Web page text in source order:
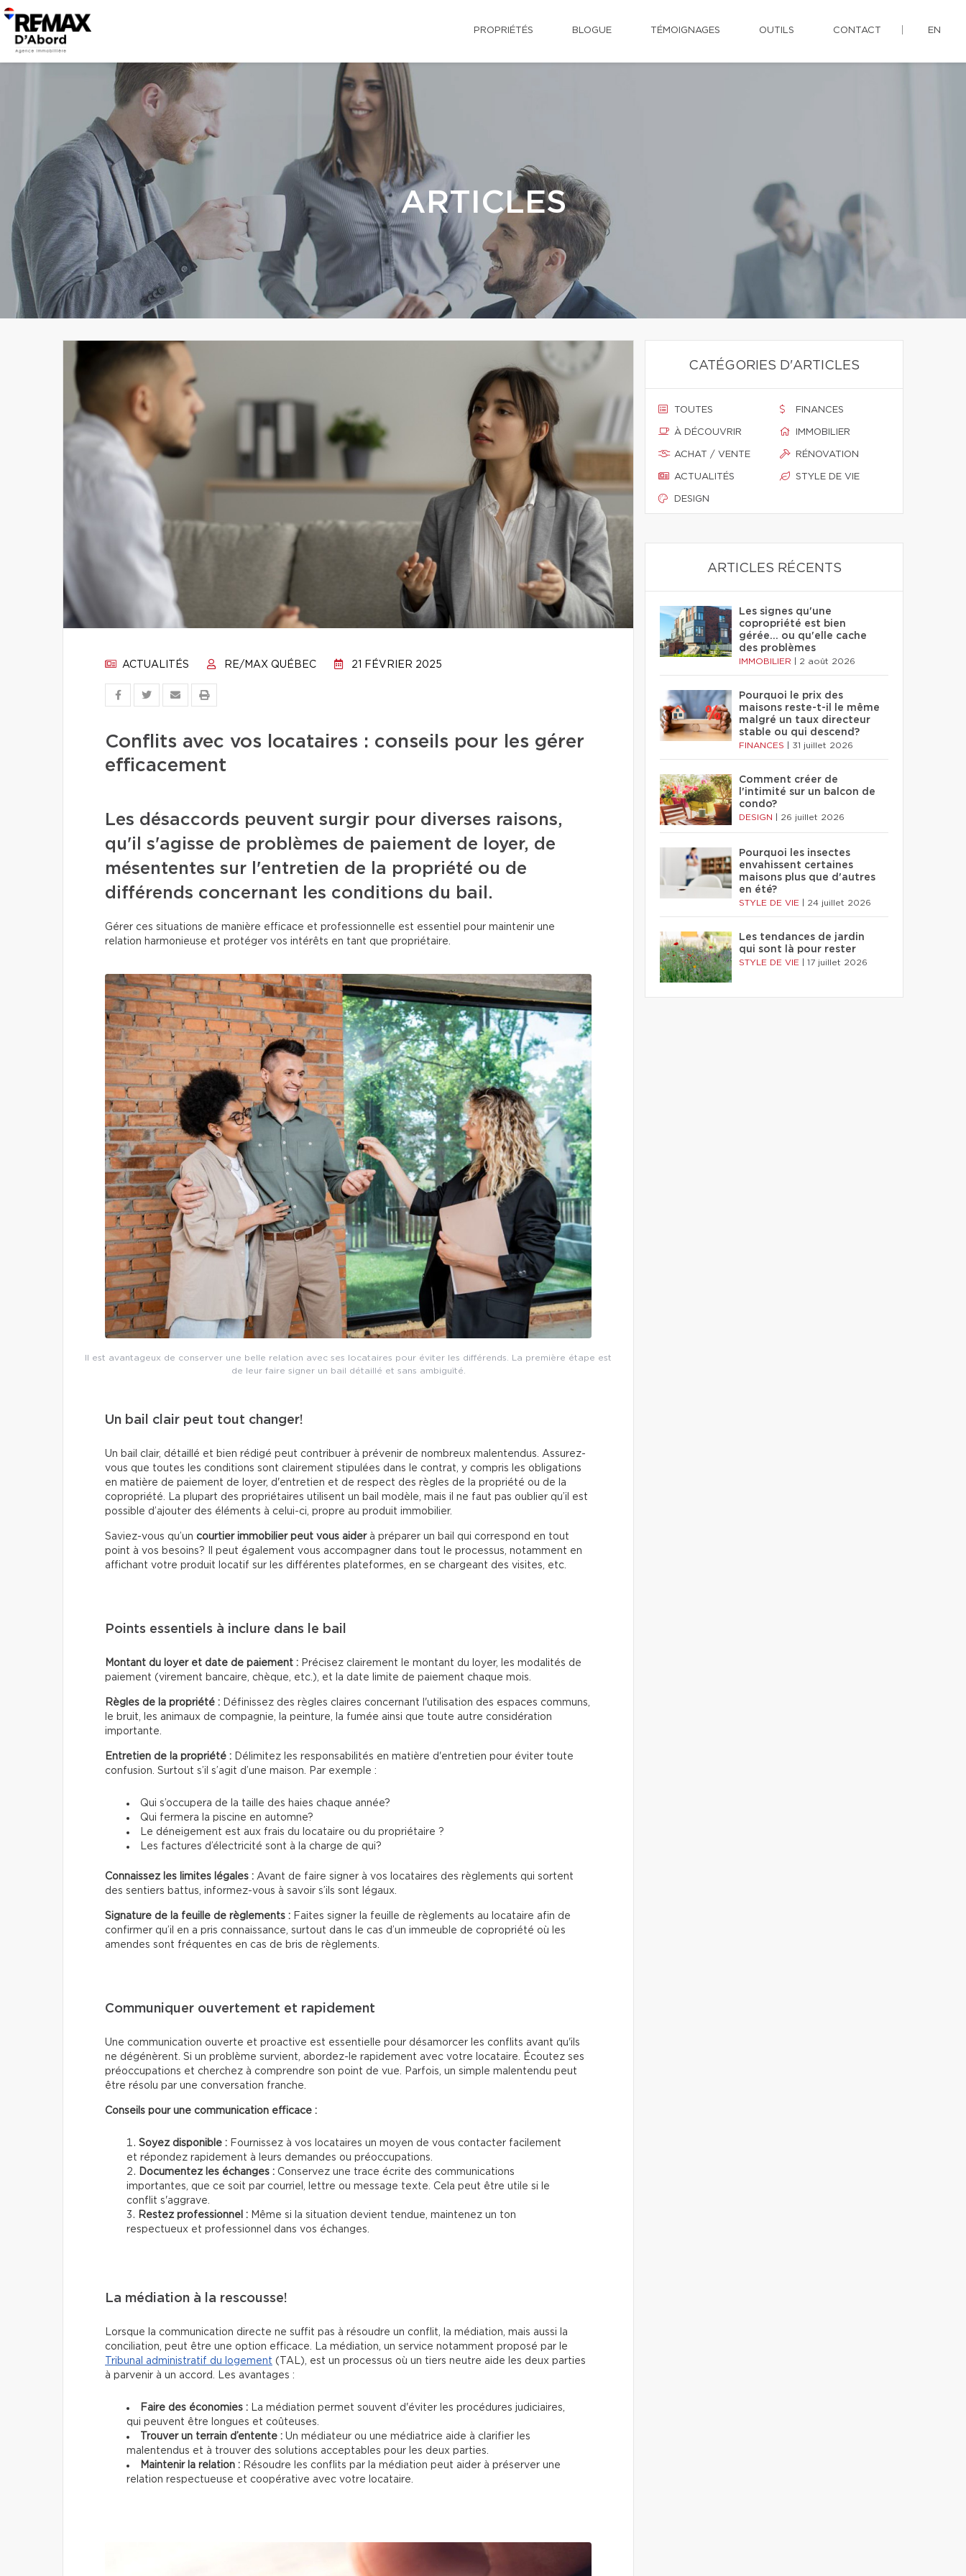
PROPRIÉTÉS BLOGUE TÉMOIGNAGES OUTILS CONTACT EN
ARTICLES
ACTUALITÉS RE/MAX QUÉBEC 21 FÉVRIER 2025
Conflits avec vos locataires : conseils pour les gérer
efficacement
Les désaccords peuvent surgir pour diverses raisons,
qu'il s'agisse de problèmes de paiement de loyer, de
mésententes sur l'entretien de la propriété ou de
différends concernant les conditions du bail.
Gérer ces situations de manière efficace et professionnelle est essentiel pour maintenir une
relation harmonieuse et protéger vos intérêts en tant que propriétaire.
Il est avantageux de conserver une belle relation avec ses locataires pour éviter les différends. La première étape est
de leur faire signer un bail détaillé et sans ambiguïté.
Un bail clair peut tout changer!
Un bail clair, détaillé et bien rédigé peut contribuer à prévenir de nombreux malentendus. Assurez-
vous que toutes les conditions sont clairement stipulées dans le contrat, y compris les obligations
en matière de paiement de loyer, d'entretien et de respect des règles de la propriété ou de la
copropriété. La plupart des propriétaires utilisent un bail modèle, mais il ne faut pas oublier qu’il est
possible d’ajouter des éléments à celui-ci, propre au produit immobilier.
Saviez-vous qu’un courtier immobilier peut vous aiderà préparer un bail qui correspond en tout
point à vos besoins? Il peut également vous accompagner dans tout le processus, notamment en
affichant votre produit locatif sur les différentes plateformes, en se chargeant des visites, etc.
Points essentiels à inclure dans le bail
Montant du loyer et date de paiement : Précisez clairement le montant du loyer, les modalités de
paiement (virement bancaire, chèque, etc.), et la date limite de paiement chaque mois.
Règles de la propriété : Définissez des règles claires concernant l'utilisation des espaces communs,
le bruit, les animaux de compagnie, la peinture, la fumée ainsi que toute autre considération
importante.
Entretien de la propriété : Délimitez les responsabilités en matière d'entretien pour éviter toute
confusion. Surtout s’il s’agit d’une maison. Par exemple :
Qui s’occupera de la taille des haies chaque année?
Qui fermera la piscine en automne?
Le déneigement est aux frais du locataire ou du propriétaire ?
Les factures d’électricité sont à la charge de qui?
Connaissez les limites légales : Avant de faire signer à vos locataires des règlements qui sortent
des sentiers battus, informez-vous à savoir s’ils sont légaux.
Signature de la feuille de règlements : Faites signer la feuille de règlements au locataire afin de
confirmer qu’il en a pris connaissance, surtout dans le cas d’un immeuble de copropriété où les
amendes sont fréquentes en cas de bris de règlements.
Communiquer ouvertement et rapidement
Une communication ouverte et proactive est essentielle pour désamorcer les conflits avant qu'ils
ne dégénèrent. Si un problème survient, abordez-le rapidement avec votre locataire. Écoutez ses
préoccupations et cherchez à comprendre son point de vue. Parfois, un simple malentendu peut
être résolu par une conversation franche.
Conseils pour une communication efficace :
Soyez disponible : Fournissez à vos locataires un moyen de vous contacter facilement
et répondez rapidement à leurs demandes ou préoccupations.
Documentez les échanges : Conservez une trace écrite des communications
importantes, que ce soit par courriel, lettre ou message texte. Cela peut être utile si le
conflit s'aggrave.
Restez professionnel : Même si la situation devient tendue, maintenez un ton
respectueux et professionnel dans vos échanges.
La médiation à la rescousse!
Lorsque la communication directe ne suffit pas à résoudre un conflit, la médiation, mais aussi la
conciliation, peut être une option efficace. La médiation, un service notamment proposé par le
Tribunal administratif du logement (TAL), est un processus où un tiers neutre aide les deux parties
à parvenir à un accord. Les avantages :
Faire des économies :
La médiation permet souvent d'éviter les procédures judiciaires,
qui peuvent être longues et coûteuses.
Trouver un terrain d’entente : Un médiateur ou une médiatrice aide à clarifier les
malentendus et à trouver des solutions acceptables pour les deux parties.
Maintenir la relation : Résoudre les conflits par la médiation peut aider à préserver une
relation respectueuse et coopérative avec votre locataire.
CATÉGORIES D'ARTICLES
TOUTES
À DÉCOUVRIR
ACHAT / VENTE
ACTUALITÉS
DESIGN
FINANCES
IMMOBILIER
RÉNOVATION
STYLE DE VIE
ARTICLES RÉCENTS
Les signes qu'une
copropriété est bien
gérée… ou qu'elle cache
des problèmes
IMMOBILIER 2 août 2026
Pourquoi le prix des
maisons reste-t-il le même
malgré un taux directeur
stable ou qui descend?
FINANCES 31 juillet 2026
Comment créer de
l'intimité sur un balcon de
condo?
DESIGN 26 juillet 2026
Pourquoi les insectes
envahissent certaines
maisons plus que d'autres
en été?
STYLE DE VIE 24 juillet 2026
Les tendances de jardin
qui sont là pour rester
STYLE DE VIE 17 juillet 2026